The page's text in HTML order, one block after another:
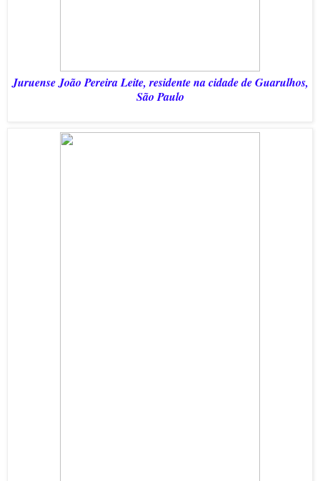
Juruense João Pereira Leite, residente na cidade de Guarulhos,
São Paulo